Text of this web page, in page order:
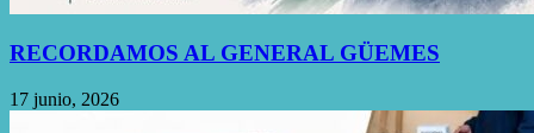
RECORDAMOS AL GENERAL GÜEMES
17 junio, 2026